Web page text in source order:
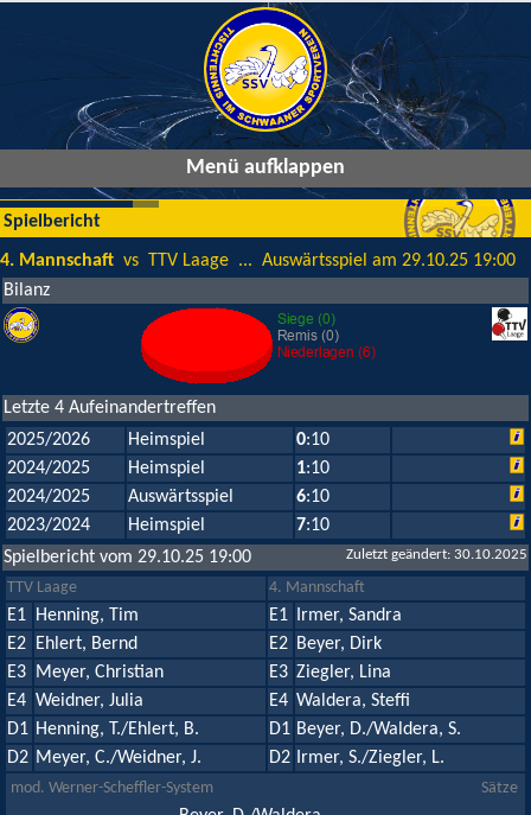
Menü aufklappen
Spielbericht
4. Mannschaft vs TTV Laage ... Auswärtsspiel am 29.10.25 19:00
Bilanz
Letzte 4 Aufeinandertreffen
2025/2026
Heimspiel 0:10
2024/2025
Heimspiel 1:10
2024/2025
Auswärtsspiel 6:10
2023/2024
Heimspiel 7:10
Spielbericht vom 29.10.25 19:00
Zuletzt geändert: 30.10.2025
TTV Laage 4. Mannschaft
E1 Henning, Tim E1
Irmer, Sandra
E2
Ehlert, Bernd E2 Beyer, Dirk
E3
Meyer, Christian E3 Ziegler, Lina
E4 Weidner, Julia E4 Waldera, Steffi
D1 Henning, T./Ehlert, B. D1 Beyer, D./Waldera, S.
D2 Meyer, C./Weidner, J. D2 Irmer, S./Ziegler, L.
mod. Werner-Scheffler-System Sätze